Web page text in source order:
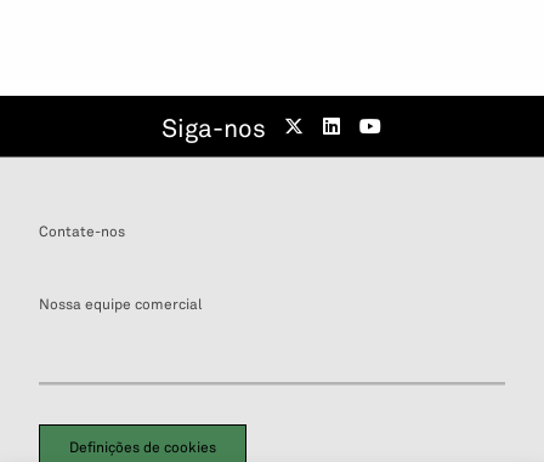
Siga-nos
Contate-nos
Nossa equipe comercial
Definições de cookies